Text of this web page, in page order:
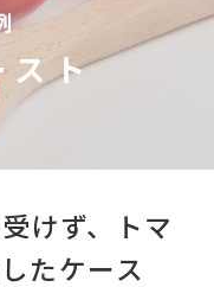
スト
けず、
トマ
たケース